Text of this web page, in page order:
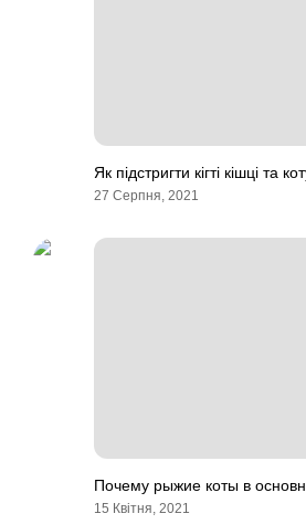
Як підстригти кігті кішці та
27 Серпня, 2021
Почему рыжие коты в
15 Квітня, 2021